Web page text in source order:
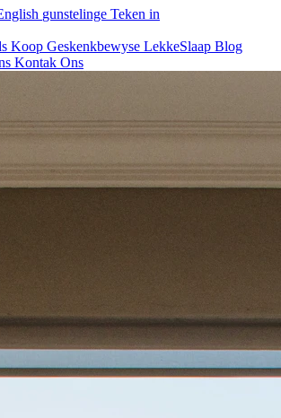
gunstelinge Teken in
Koop Geskenkbewyse LekkeSlaap Blog
Kontak Ons